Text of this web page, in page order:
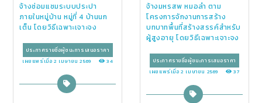
จ้างซ่อมแซมระบบประปา
ภายในหมู่บ้าน หมู่ที่ 4 บ้านนก
เต็น โดยวิธีเฉพาะเจาะจง
ประกาศรายชื่อผู้ชนะการเสนอราคา
เผยแพร่เมื่อ 2 เมษายน 2569
34
จ้างมหรสพ หมอลำ ตาม
โครงการจักงานการสร้าง
บทบาทพื้นที่สร้างสรรค์สำหรับ
ผู้สูงอายุ โดยวิธีเฉพาะเจาะจง
ประกาศรายชื่อผู้ชนะการเสนอราคา
เผยแพร่เมื่อ 2 เมษายน 2569
37